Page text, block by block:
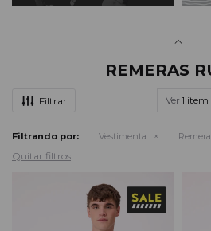
REMERAS
Ver
Filtrando por: Vestimenta
Quitar filtros